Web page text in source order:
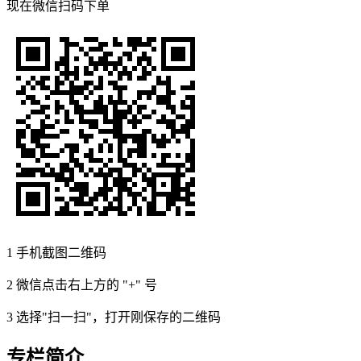
现在微信扫码下单
1 手机截图二维码
2 微信点击右上方的 "+" 号
3 选择"扫一扫"，打开刚保存的二维码